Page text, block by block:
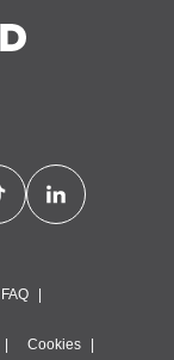
FAQ
Cookies